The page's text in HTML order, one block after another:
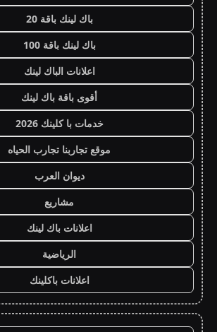
باك لينك باقة 20
باك لينك باقة 100
اعلانات الباك لينك
أقوى باقة باك لينك
خدمات با كلينك 2026
موقع تجاربنا تجارب الحياه
ديوان العرب
مشاريع
اعلانات باك لينك
الرياضية
اعلانات باكلينك